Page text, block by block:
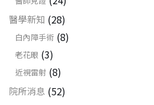
醫學新知 (28)
白內障手術 (8)
老花眼 (3)
近視雷射 (8)
院所消息 (52)